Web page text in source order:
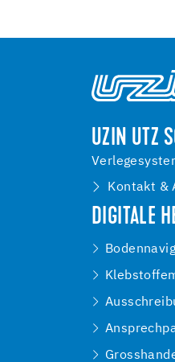
UZIN UTZ
Kontakt &
DIGITALE